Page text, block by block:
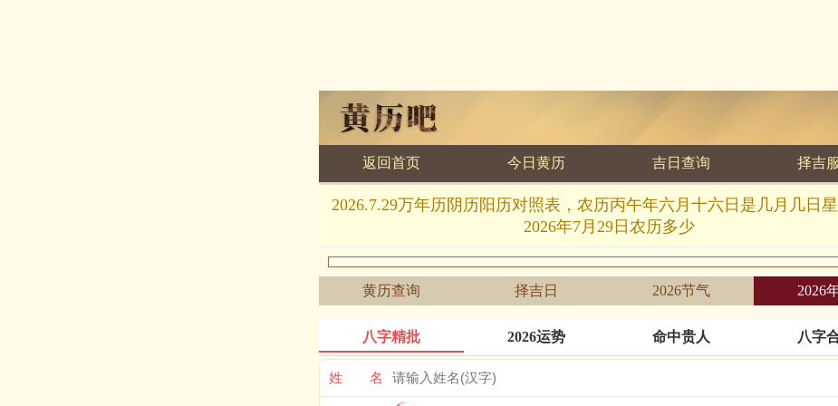
黄历查询
返回首页 今日黄历 吉日查询 择吉
2026.7.29万年历阴历阳历对照表，农历丙午年六月十六日是几月几日星
2026年7月29日农历多少
黄历查询 择吉日 2026节气 2026
八字精批 2026运势 命中贵人 八字
姓 名